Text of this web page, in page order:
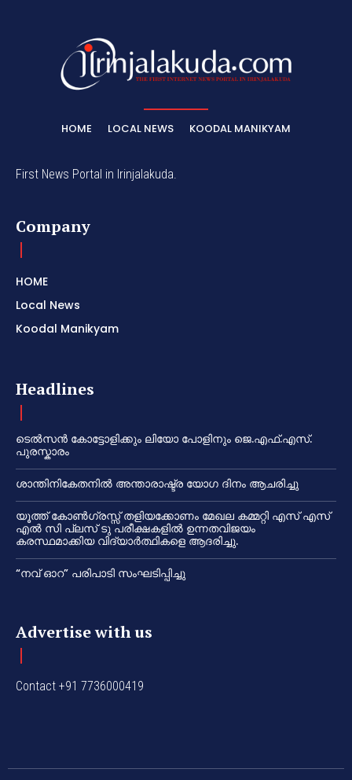
HOME LOCAL NEWS KOODAL MANIKYAM
First News Portal in Irinjalakuda.
Company
HOME
Local News
Koodal Manikyam
Headlines
ടെൽസൻ കോട്ടോളിക്കും ലിയോ പോളിനും ജെ.എഫ്.എസ്.
പുരസ്കാരം
ശാന്തിനികേതനിൽ അന്താരാഷ്ട്ര യോഗ ദിനം ആചരിച്ചു
യൂത്ത് കോൺഗ്രസ്സ് തളിയക്കോണം മേഖല കമ്മറ്റി എസ് എസ്
എൽ സി പ്ലസ് ടു പരീക്ഷകളിൽ ഉന്നതവിജയം
കരസ്ഥമാക്കിയ വിദ്യാർത്ഥികളെ ആദരിച്ചു.
“നവ് ഓറ” പരിപാടി സംഘടിപ്പിച്ചു
Advertise with us
Contact +91 7736000419